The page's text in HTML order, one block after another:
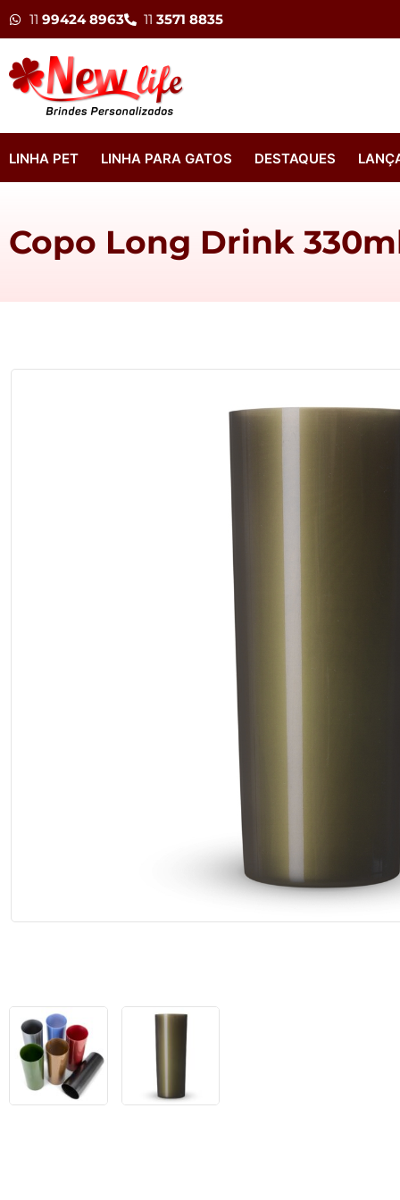
11 99424 8963 11 3571 8835
LINHA PET LINHA PARA GATOS DESTAQUES
Copo Long Drink